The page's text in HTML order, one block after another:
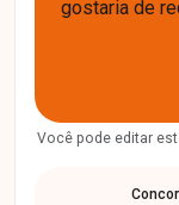
Você pode editar